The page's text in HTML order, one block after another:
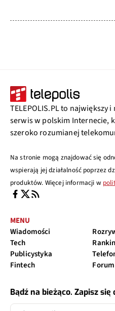
TELEPOLIS.PL to
serwis w polskim Internecie,
szeroko rozumianej
Na stronie mogą znajdować się
wspierają jej działalność poprzez
produktów. Więcej informacji w
MENU
Wiadomości
Tech
Publicystyka
Fintech
Forum
Bądź na bieżąco. Zapisz